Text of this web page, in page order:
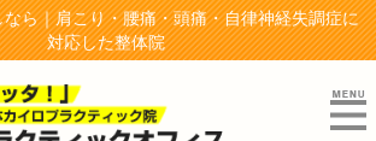
ら｜肩こり・腰痛・頭痛・自律神経失調症に
対応した整体院